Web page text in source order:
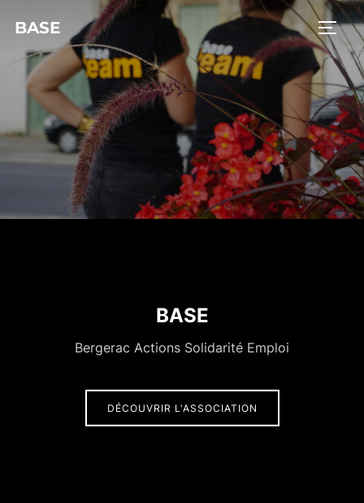
BASE
BASE
Bergerac Actions Solidarité Emploi
DÉCOUVRIR L'ASSOCIATION